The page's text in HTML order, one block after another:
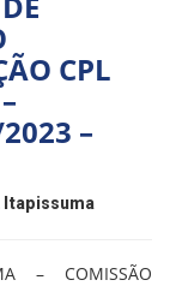
CPL
–
Itapissuma
– COMISSÃO